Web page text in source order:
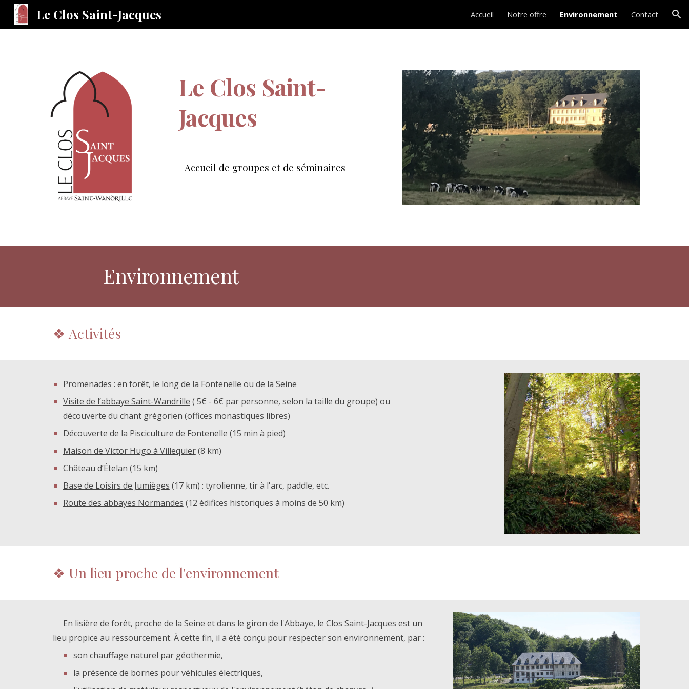
Le Clos Saint-Jacques Accueil Notre offre Environnement Contact
Le Clos Saint-
Jacques
Accueil de groupes et de séminaires
Environnement
❖ Activités
Promenades : en forêt, le long de la Fontenelle ou de la Seine
Visite de l’abbaye Saint-Wandrille ( 5€ - 6€ par personne, selon la taille du groupe) ou
découverte du chant grégorien (offices monastiques libres)
Découverte de la Pisciculture de Fontenelle (15 min à pied)
Maison de Victor Hugo à Villequier(8 km)
Château d’Ételan (15 km)
Base de Loisirs de Jumièges (17 km) : tyrolienne, tir à l'arc, paddle, etc.
Route des abbayes Normandes (12 édifices historiques à moins de 50 km)
❖ Un lieu proche de l'environnement
En lisière de forêt, proche de la Seine et dans le giron de l'Abbaye, le Clos Saint-Jacques est un
lieu propice au ressourcement. À cette fin, il a été conçu pour respecter son environnement, par :
son chauffage naturel par géothermie,
la présence de bornes pour véhicules électriques,